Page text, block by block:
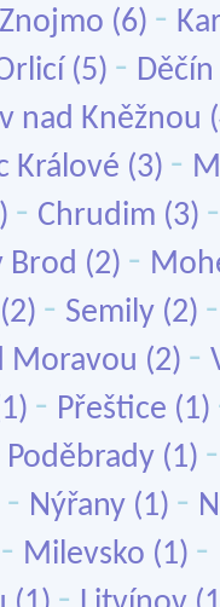
Znojmo (6) -
(5) - Děčín
nad Kněžnou
Králové (3) -
- Chrudim (3)
Brod (2) -
(2) - Semily (2)
Moravou (2) -
- Přeštice (1)
Poděbrady (1)
- Nýřany (1) -
- Milevsko (1) -